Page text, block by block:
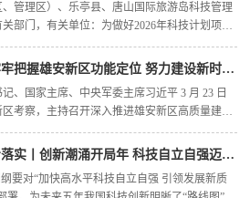
，系统学习了总体国家安全观的核心要义，进一
全”理念，深刻感悟了国旗文化的庄严与红色传
管理区）、乐亭县、唐山国际旅游岛科技管理
部门，有关单位：为做好2026年科技计划项目
市级财政预算资金安排，市科技局研究编制了
市市级科技计划项目申报指南》（以下简称《指
认真组织推荐项目。具体事宜通知如下：一、
南》涉及重大科技成果转化项目、重点研发项
目，相...
习近平：牢牢把握雄安新区功能定位 努力建设新时代创新高地和推动高质量发展样板
、国家主席、中央军委主席习近平 3 月 23 日
考察，主持召开深入推进雄安新区高质量建设
发表重要讲话。他强调，雄安新区作为北京非
中承载地，要牢牢把握这一首要功能定位，保
，以改革创新为引领增强内生发展动力，以要素
两会精神看落实丨创新潮涌开局年 科技自立自强迈出新步伐
要对“加快高水平科技自立自强 引领发展新质